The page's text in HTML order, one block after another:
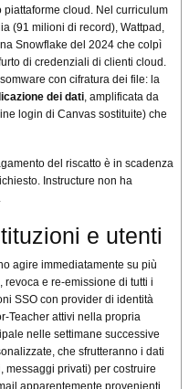
cloud. Nel curriculum
(91 milioni di record), Wattpad,
Snowflake del 2024 che colpì
di credenziali di clienti cloud.
con cifratura dei file: la
dei dati , amplificata da
login di Canvas sostituite) che
del riscatto è in scadenza
Instructure non ha
e utenti
agire immediatamente su più
revoca e re-emissione di tutti i
SSO con provider di identità
Teacher attivi nella propria
nelle settimane successive
che sfrutteranno i dati
messaggi privati) per costruire
apparentemente provenienti